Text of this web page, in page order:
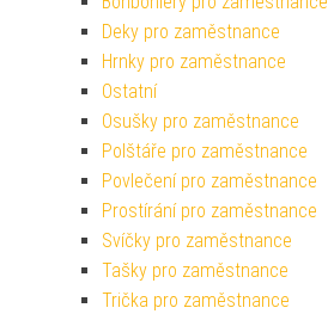
Deky pro zaměstnance
Hrnky pro zaměstnance
Ostatní
Osušky pro zaměstnance
Polštáře pro zaměstnance
Povlečení pro zaměstnance
Prostírání pro zaměstnance
Svíčky pro zaměstnance
Tašky pro zaměstnance
Trička pro zaměstnance